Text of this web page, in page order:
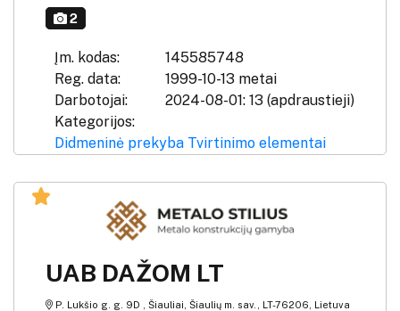
2
Įm. kodas:
145585748
Reg. data:
1999-10-13 metai
Darbotojai:
2024-08-01: 13 (apdraustieji)
Kategorijos:
Didmeninė prekyba Tvirtinimo elementai
UAB DAŽOM LT
P. Lukšio g. g. 9D , Šiauliai, Šiaulių m. sav., LT-76206, Lietuva